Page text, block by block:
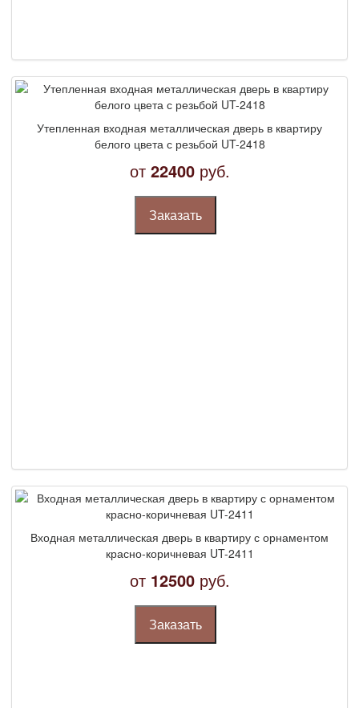
Утепленная входная металлическая дверь в квартиру
белого цвета с резьбой UT-2418
от 22400руб.
Заказать
Входная металлическая дверь в квартиру с орнаментом
красно-коричневая UT-2411
от 12500руб.
Заказать